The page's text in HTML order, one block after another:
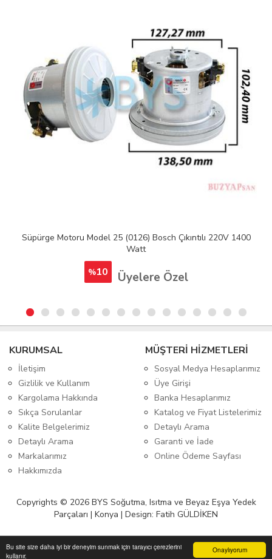
Onaylıyorum
Bu site size daha iyi bir deneyim sunmak için tarayıcı çerezlerini
kullanır.
220V 1400 Süpürge Motoru Model 48 Arnica Tırnaklı
%10 Üyelere Özel
KURUMSAL
İletişim
Gizlilik ve Kullanım
Kargolama Hakkında
Sıkça Sorulanlar
Kalite Belgelerimiz
Detaylı Arama
Markalarımız
Hakkımızda
MÜŞTERİ HİZMETLERİ
Sosyal Medya Hesaplarımız
Üye Girişi
Banka Hesaplarımız
Katalog ve Fiyat Listelerimiz
Detaylı Arama
Garanti ve İade
Online Ödeme Sayfası
Copyrights © 2026 BYS Soğutma, Isıtma ve Beyaz Eşya Yedek
Parçaları | Konya | Design: Fatih GÜLDİKEN